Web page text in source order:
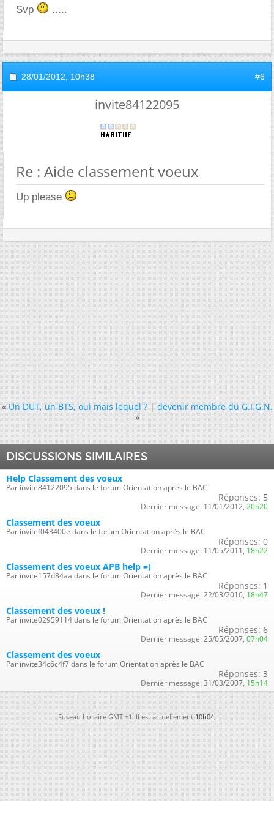
Svp .....
28/01/2012, 10h38 #6
invite84122095
Re : Aide classement voeux
Up please
« Un DUT, un BTS, oui mais lequel ?|devenir membre du G.I.G.N.
»
DISCUSSIONS SIMILAIRES
Help Classement des voeux
Par invite84122095 dans le forum Orientation après le BAC
Réponses: 5
Dernier message: 11/01/2012, 20h20
Classement des voeux
Par invitef043400e dans le forum Orientation après le BAC
Réponses: 0
Dernier message: 11/05/2011, 18h22
Classement des voeux APB help =)
Par invite157d84aa dans le forum Orientation après le BAC
Réponses: 1
Dernier message: 22/03/2010, 18h47
Classement des voeux !
Par invite02959114 dans le forum Orientation après le BAC
Réponses: 6
Dernier message: 25/05/2007, 07h04
Classement des voeux
Par invite34c6c4f7 dans le forum Orientation après le BAC
Réponses: 3
Dernier message: 31/03/2007, 15h14
Fuseau horaire GMT +1. Il est actuellement10h04.